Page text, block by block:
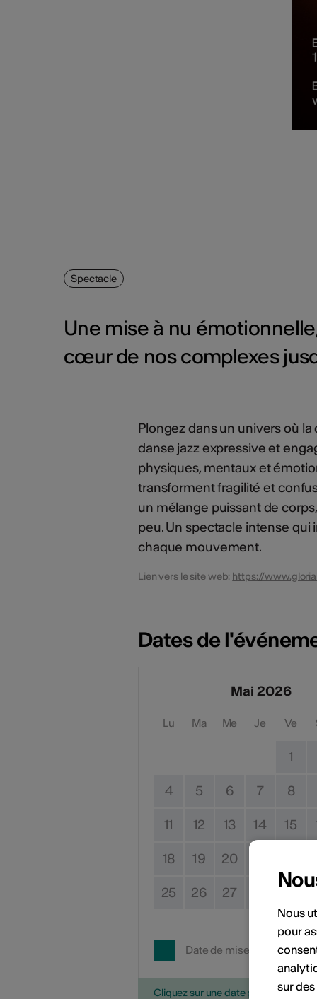
Spectacle
Une mise à nu
cœur de nos complexes
Plongez dans un univers où
danse jazz expressive et
physiques, mentaux et
transforment fragilité et
un mélange puissant de
peu. Un spectacle intense qui
chaque mouvement.
Lien vers le site web: https://
Dates de
Mai 2026
Lu Ma Me Je Ve
1
4 5 6 7 8
11 12 13 14 15
18 19 20
25 26 27 29
Date de mise en œuvre
Cliquez sur une date pour ajouter
Nous
pour
sur